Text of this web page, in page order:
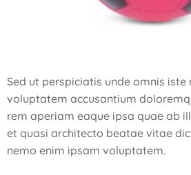
Sed ut perspiciatis unde omnis iste
voluptatem accusantium
rem aperiam eaque ipsa quae ab
et quasi architecto beatae vitae
nemo enim ipsam voluptatem.